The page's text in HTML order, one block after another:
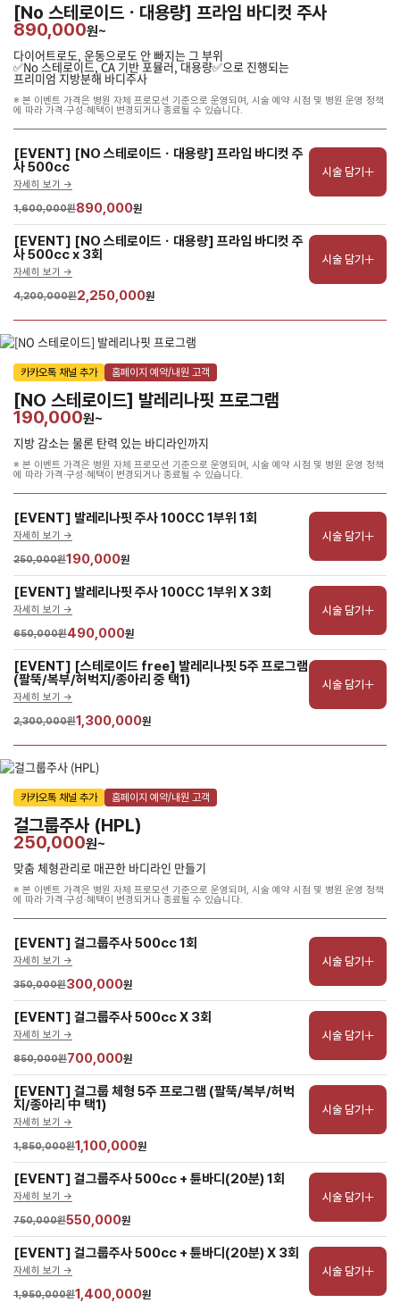
[No 스테로이드ㆍ대용량] 프라임 바디컷 주사
890,000원~
다이어트로도, 운동으로도 안 빠지는 그 부위
✅No 스테로이드, CA 기반 포뮬러, 대용량✅으로 진행되는
프리미엄 지방분해 바디주사
※ 본 이벤트 가격은 병원 자체 프로모션 기준으로 운영되며, 시술 예약 시점 및 병원 운영 정책
에 따라 가격·구성·혜택이 변경되거나 종료될 수 있습니다.
[EVENT] [NO 스테로이드ㆍ대용량] 프라임 바디컷 주
사 500cc
자세히 보기 ->
1,600,000원890,000원
시술 담기
[EVENT] [NO 스테로이드ㆍ대용량] 프라임 바디컷 주
사 500cc x 3회
자세히 보기 ->
4,200,000원2,250,000원
시술 담기
카카오톡 채널 추가 홈페이지 예약/내원 고객
[NO 스테로이드] 발레리나핏 프로그램
190,000원~
지방 감소는 물론 탄력 있는 바디라인까지
※ 본 이벤트 가격은 병원 자체 프로모션 기준으로 운영되며, 시술 예약 시점 및 병원 운영 정책
에 따라 가격·구성·혜택이 변경되거나 종료될 수 있습니다.
[EVENT] 발레리나핏 주사 100CC 1부위 1회
자세히 보기 ->
250,000원190,000원
시술 담기
[EVENT] 발레리나핏 주사 100CC 1부위 X 3회
자세히 보기 ->
650,000원490,000원
시술 담기
[EVENT] [스테로이드 free] 발레리나핏 5주 프로그램
(팔뚝/복부/허벅지/종아리 중 택1)
자세히 보기 ->
2,300,000원1,300,000원
시술 담기
카카오톡 채널 추가 홈페이지 예약/내원 고객
걸그룹주사 (HPL)
250,000원~
맞춤 체형관리로 매끈한 바디라인 만들기
※ 본 이벤트 가격은 병원 자체 프로모션 기준으로 운영되며, 시술 예약 시점 및 병원 운영 정책
에 따라 가격·구성·혜택이 변경되거나 종료될 수 있습니다.
[EVENT] 걸그룹주사 500cc 1회
자세히 보기 ->
350,000원300,000원
시술 담기
[EVENT] 걸그룹주사 500cc X 3회
자세히 보기 ->
850,000원700,000원
시술 담기
[EVENT] 걸그룹 체형 5주 프로그램 (팔뚝/복부/허벅
지/종아리 中 택1)
자세히 보기 ->
1,850,000원1,100,000원
시술 담기
[EVENT] 걸그룹주사 500cc + 튠바디(20분) 1회
자세히 보기 ->
750,000원550,000원
시술 담기
[EVENT] 걸그룹주사 500cc + 튠바디(20분) X 3회
자세히 보기 ->
1,950,000원1,400,000원
시술 담기